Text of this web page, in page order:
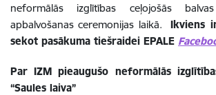
neformālās izglītības ceļojošās
apbalvošanas ceremonijas laikā.Ikviens
sekot pasākuma tiešraidei EPALE
Par IZM pieaugušo neformālās
“Saules laiva”